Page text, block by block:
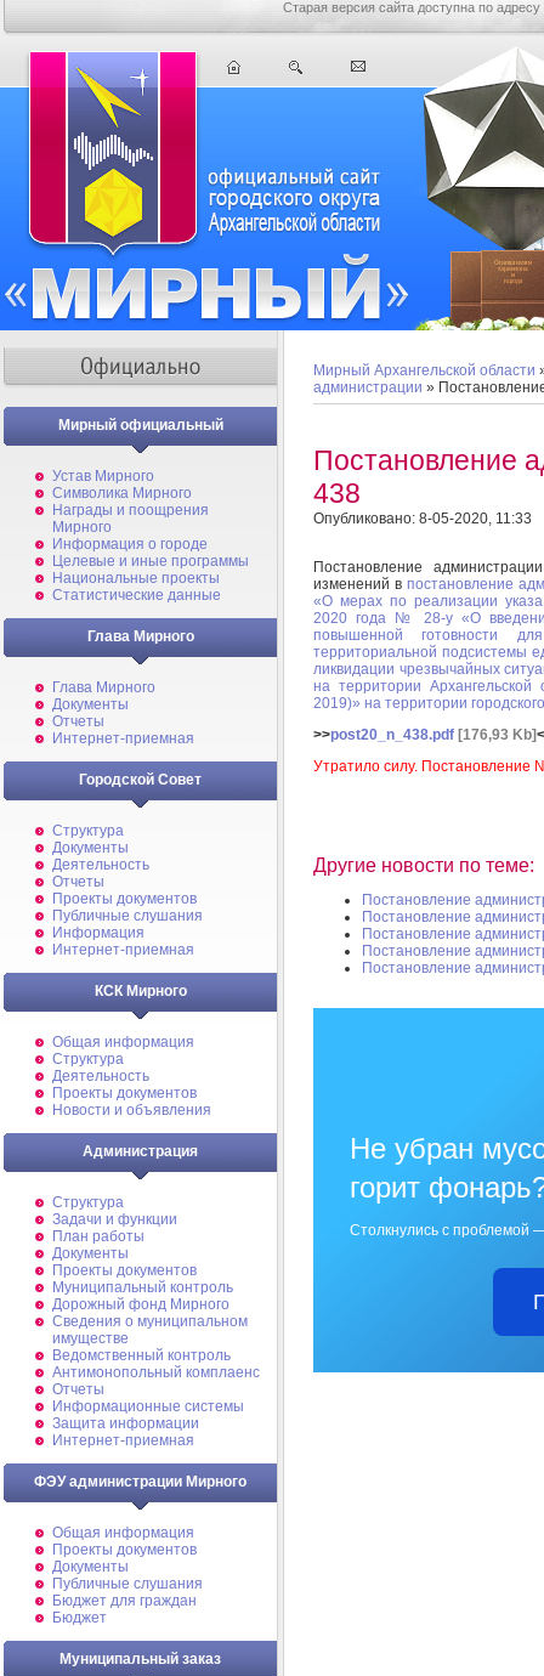
Старая версия сайта доступна по адресу
Мирный официальный
Устав Мирного
Символика Мирного
Награды и поощрения
Мирного
Информация о городе
Целевые и иные программы
Национальные проекты
Статистические данные
Глава Мирного
Глава Мирного
Документы
Отчеты
Интернет-приемная
Городской Совет
Структура
Документы
Деятельность
Отчеты
Проекты документов
Публичные слушания
Информация
Интернет-приемная
КСК Мирного
Общая информация
Структура
Деятельность
Проекты документов
Новости и объявления
Администрация
Структура
Задачи и функции
План работы
Документы
Проекты документов
Муниципальный контроль
Дорожный фонд Мирного
Cведения о муниципальном
имуществе
Ведомственный контроль
Антимонопольный комплаенс
Отчеты
Информационные системы
Защита информации
Интернет-приемная
ФЭУ администрации Мирного
Общая информация
Проекты документов
Документы
Публичные слушания
Бюджет для граждан
Бюджет
Муниципальный заказ
Мирный Архангельской области
администрации »
Постановление
438
Опубликовано: 8-05-2020, 11:33
Постановление
изменений в постановление
«О мерах по реализации
2020 года № 28-у «О
повышенной готовности
территориальной подсистемы
ликвидации чрезвычайных
на территории Архангельской
2019)» на территории
>>post20_n_438.pdf [176,93 Kb]
Утратило силу. Постановление
Другие новости по теме:
Постановление
Постановление
Постановление
Постановление
Постановление
Не убран
горит
Столкнулись с проблемой